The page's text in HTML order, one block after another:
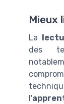
Mieux
La
des
l'